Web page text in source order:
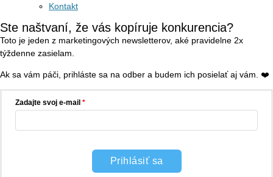
Kontakt
Ste naštvaní, že vás kopíruje konkurencia?
Toto je jeden z marketingových newsletterov, aké pravidelne 2x
týždenne zasielam.
Ak sa vám páči, prihláste sa na odber a budem ich posielať aj vám. ❤️
Zadajte svoj e-mail
Prihlásiť sa